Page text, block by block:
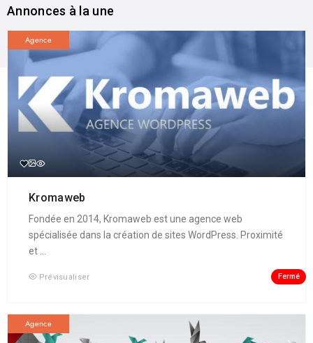
Annonces à la une
Agence
Kromaweb
Fondée en 2014, Kromaweb est une agence web
spécialisée dans la création de sites WordPress. Proximité
et ...
Prévisualiser Fermé
Agence